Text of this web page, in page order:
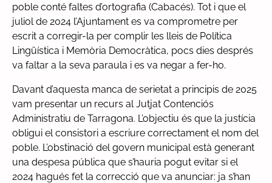
poble conté faltes d’ortografia (Cabacés). Tot i que el
juliol de 2024 l’Ajuntament es va comprometre per
escrit a corregir-la per complir les lleis de Política
Lingüística i Memòria Democràtica, pocs dies després
va faltar a la seva paraula i es va negar a fer-ho.
Davant d’aquesta manca de serietat a principis de 2025
vam presentar un recurs al Jutjat Contenciós
Administratiu de Tarragona. L’objectiu és que la justícia
obligui el consistori a escriure correctament el nom del
poble. L’obstinació del govern municipal està generant
una despesa pública que s’hauria pogut evitar si el
2024 hagués fet la correcció que va anunciar: ja s’han